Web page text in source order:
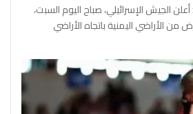
آفرين علو ـ xeber24.net أعلن الجيش الإسرائيلي، صباح اليوم السبت،
الأراضي اليمنية باتجاه الأراضي